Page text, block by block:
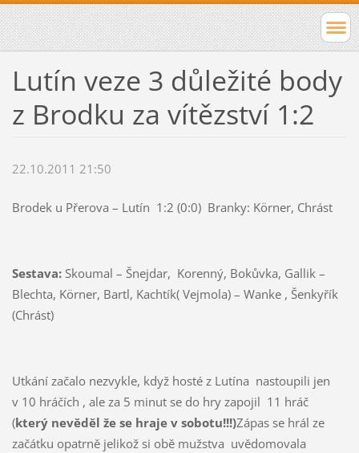
Lutín veze 3 důležité body
z Brodku za vítězství 1:2
22.10.2011 21:50
Brodek u Přerova – Lutín 1:2 (0:0) Branky: Körner, Chrást
Sestava:Skoumal – Šnejdar, Korenný, Bokůvka, Gallik –
Blechta, Körner, Bartl, Kachtík( Vejmola) – Wanke , Šenkyřík
(Chrást)
Utkání začalo nezvykle, když hosté z Lutína nastoupili jen
v 10 hráčích , ale za 5 minut se do hry zapojil 11 hráč
(který nevěděl že se hraje v sobotu!!!)Zápas se hrál ze
začátku opatrně jelikož si obě mužstva uvědomovala